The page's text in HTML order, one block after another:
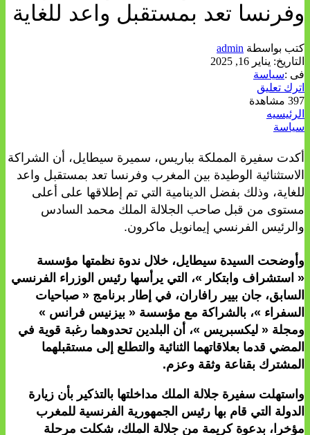
وفرنسا تعد بمستقبل واعد للغاية
كتب بواسطة admin
التاريخ: يناير 16, 2025
فى :سياسة
اترك تعليق
397 مشاهدة
الرئيسيه
سياسة
أكدت سفيرة المملكة بباريس، سميرة سيطايل، أن الشراكة
الاستثنائية الوطيدة بين المغرب وفرنسا تعد بمستقبل واعد
للغاية، وذلك بفضل الدينامية التي تم إطلاقها على أعلى
مستوى من قبل صاحب الجلالة الملك محمد السادس
والرئيس الفرنسي إيمانويل ماكرون.
وأوضحت السيدة سيطايل، خلال ندوة نظمتها مؤسسة
« استشراف وابتكار »، التي يرأسها رئيس الوزراء الفرنسي
السابق، جان بيير رافاران، في إطار برنامج « صباحيات
السفراء »، بالشراكة مع مؤسسة « بيزنيس فرانس »
ومجلة « ليكسبريس »، أن البلدين تحدوهما رغبة قوية في
المضي قدما بعلاقاتهما الثنائية والتطلع إلى مستقبلهما
المشترك بقناعة وثقة وعزم.
واستهلت سفيرة جلالة الملك مداخلتها بالتذكير بأن زيارة
الدولة التي قام بها رئيس الجمهورية الفرنسية للمغرب
مؤخرا، بدعوة كريمة من جلالة الملك، شكلت مرحلة